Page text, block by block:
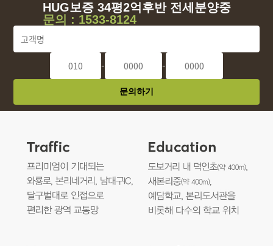
HUG보증 34평2억후반 전세분양중
문의 : 1533-8124
- -
문의하기